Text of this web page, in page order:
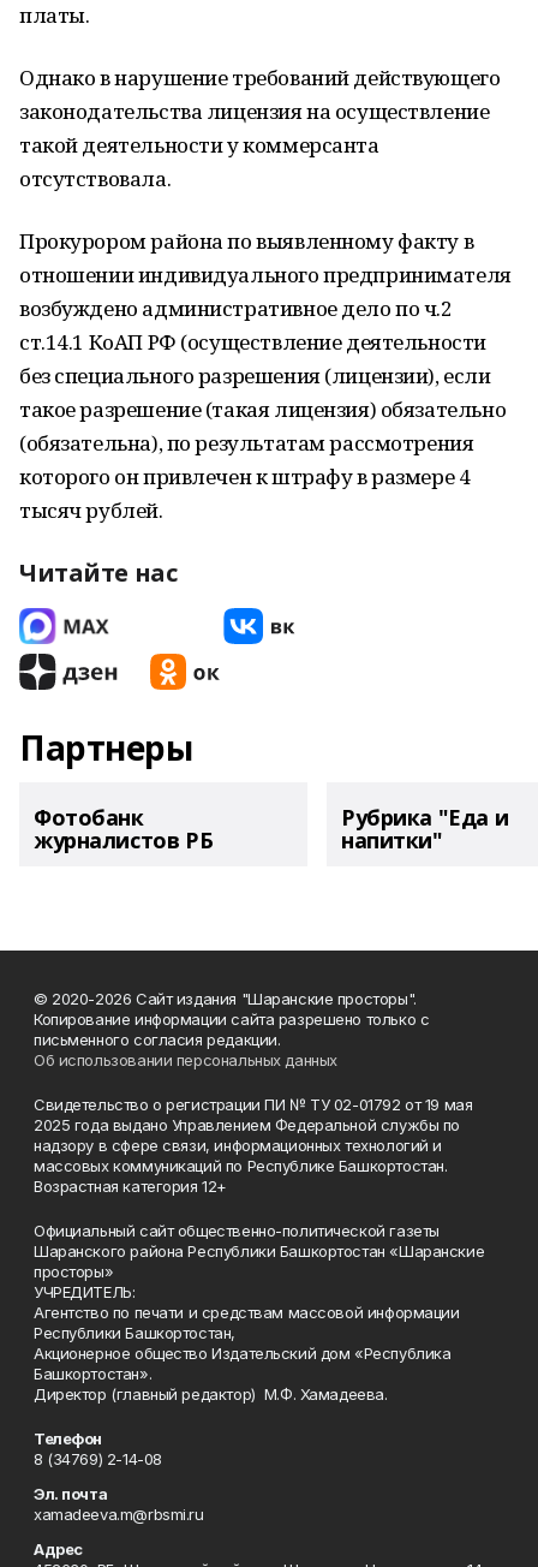
платы.
Однако в нарушение требований действующего
законодательства лицензия на осуществление
такой деятельности у коммерсанта
отсутствовала.
Прокурором района по выявленному факту в
отношении индивидуального предпринимателя
возбуждено административное дело по ч.2
ст.14.1 КоАП РФ (осуществление деятельности
без специального разрешения (лицензии), если
такое разрешение (такая лицензия) обязательно
(обязательна), по результатам рассмотрения
которого он привлечен к штрафу в размере 4
тысяч рублей.
Читайте нас
Партнеры
Фотобанк
журналистов РБ
Рубрика "Еда и
напитки"
© 2020-2026 Сайт издания "Шаранские просторы".
Копирование информации сайта разрешено только с
письменного согласия редакции.
Об использовании персональных данных
Свидетельство о регистрации ПИ № ТУ 02-01792 от 19 мая
2025 года выдано Управлением Федеральной службы по
надзору в сфере связи, информационных технологий и
массовых коммуникаций по Республике Башкортостан.
Возрастная категория 12+
Официальный сайт общественно-политической газеты
Шаранского района Республики Башкортостан «Шаранские
просторы»
УЧРЕДИТЕЛЬ:
Агентство по печати и средствам массовой информации
Республики Башкортостан,
Акционерное общество Издательский дом «Республика
Башкортостан».
Директор (главный редактор) М.Ф. Хамадеева.
Телефон
8 (34769) 2-14-08
Эл. почта
xamadeeva.m@rbsmi.ru
Адрес